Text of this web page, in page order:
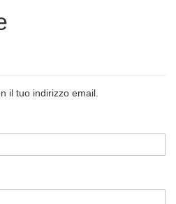
il tuo indirizzo email.